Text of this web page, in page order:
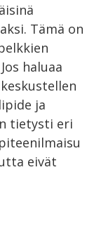
Tämä on
haluaa
ja
tietysti eri
eivät